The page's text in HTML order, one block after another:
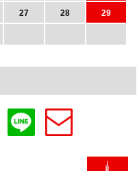
27 28
29